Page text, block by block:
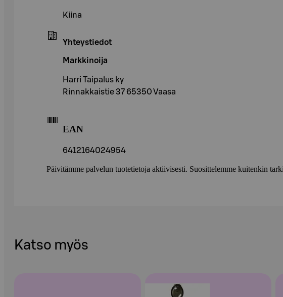
Kiina
Yhteystiedot
Markkinoija
Harri Taipalus ky
Rinnakkaistie 37 65350 Vaasa
EAN
6412164024954
Päivitämme palvelun tuotetietoja aktiivisesti. Suosittelemme kuitenkin
Katso myös